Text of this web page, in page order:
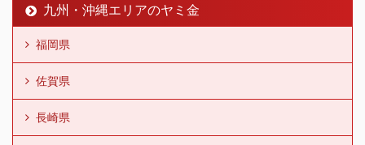
九州・沖縄エリアのヤミ金
福岡県
佐賀県
長崎県